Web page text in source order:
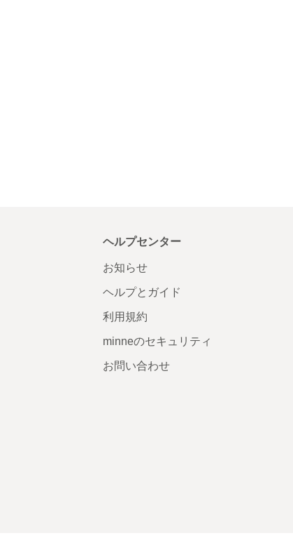
ヘルプセンター
お知らせ
ヘルプとガイド
利用規約
minneのセキュリティ
お問い合わせ